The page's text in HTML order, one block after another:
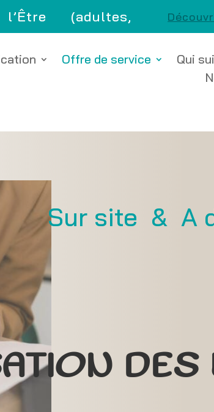
(adultes,
Offre de service Qui
Sur site & A
DES